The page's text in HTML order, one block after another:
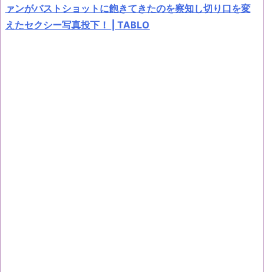
ァンがバストショットに飽きてきたのを察知し切り口を変
えたセクシー写真投下！ | TABLO